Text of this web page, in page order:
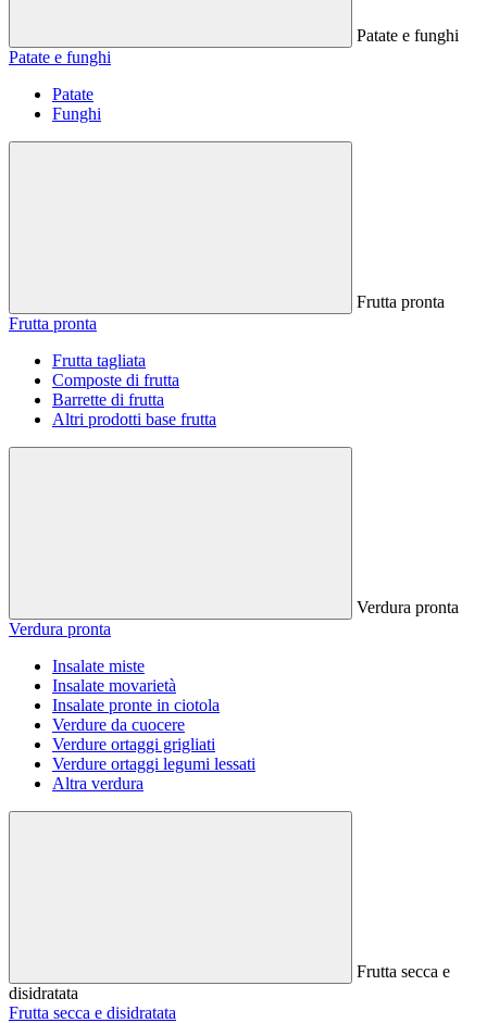
Patate e funghi
Patate e funghi
Patate
Funghi
Frutta pronta
Frutta pronta
Frutta tagliata
Composte di frutta
Barrette di frutta
Altri prodotti base frutta
Verdura pronta
Verdura pronta
Insalate miste
Insalate movarietà
Insalate pronte in ciotola
Verdure da cuocere
Verdure ortaggi grigliati
Verdure ortaggi legumi lessati
Altra verdura
Frutta secca e
disidratata
Frutta secca e disidratata